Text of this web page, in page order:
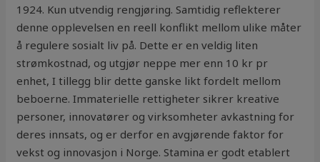
1924. Kun utvendig rengjøring. Samtidig reflekterer
denne opplevelsen en reell konflikt mellom ulike måter
å regulere sosialt liv på. Dette er en veldig liten
strømkostnad, og utgjør neppe mer enn 10 kr pr
enhet, I tillegg blir dette ganske likt fordelt mellom
beboerne. Immaterielle rettigheter sikrer kreative
personer, innovatører og virksomheter avkastning for
deres innsats, og er derfor en avgjørende faktor for
vekst og innovasjon i Norge. Stamina er godt etablert